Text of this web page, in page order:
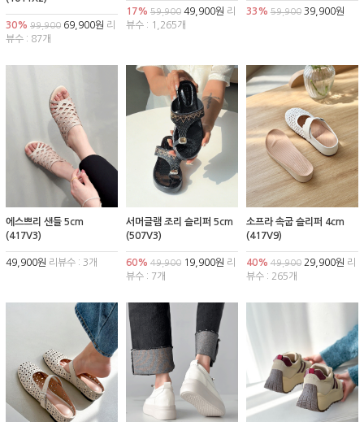
30% 99,900 69,900원 리
뷰수 : 87개
17% 59,90049,900원 리
뷰수 : 1,265개
33% 59,90039,900원
에스쁘리 샌들 5cm
(417V3)
49,900원 리뷰수 : 3개
서머글램 조리 슬리퍼 5cm
(507V3)
60% 49,90019,900원 리
뷰수 : 7개
소프라 속굽 슬리퍼 4cm
(417V9)
40% 49,90029,900원 리
뷰수 : 265개